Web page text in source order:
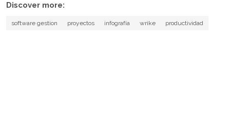
Discover more:
software gestion proyectos infografía wrike productividad